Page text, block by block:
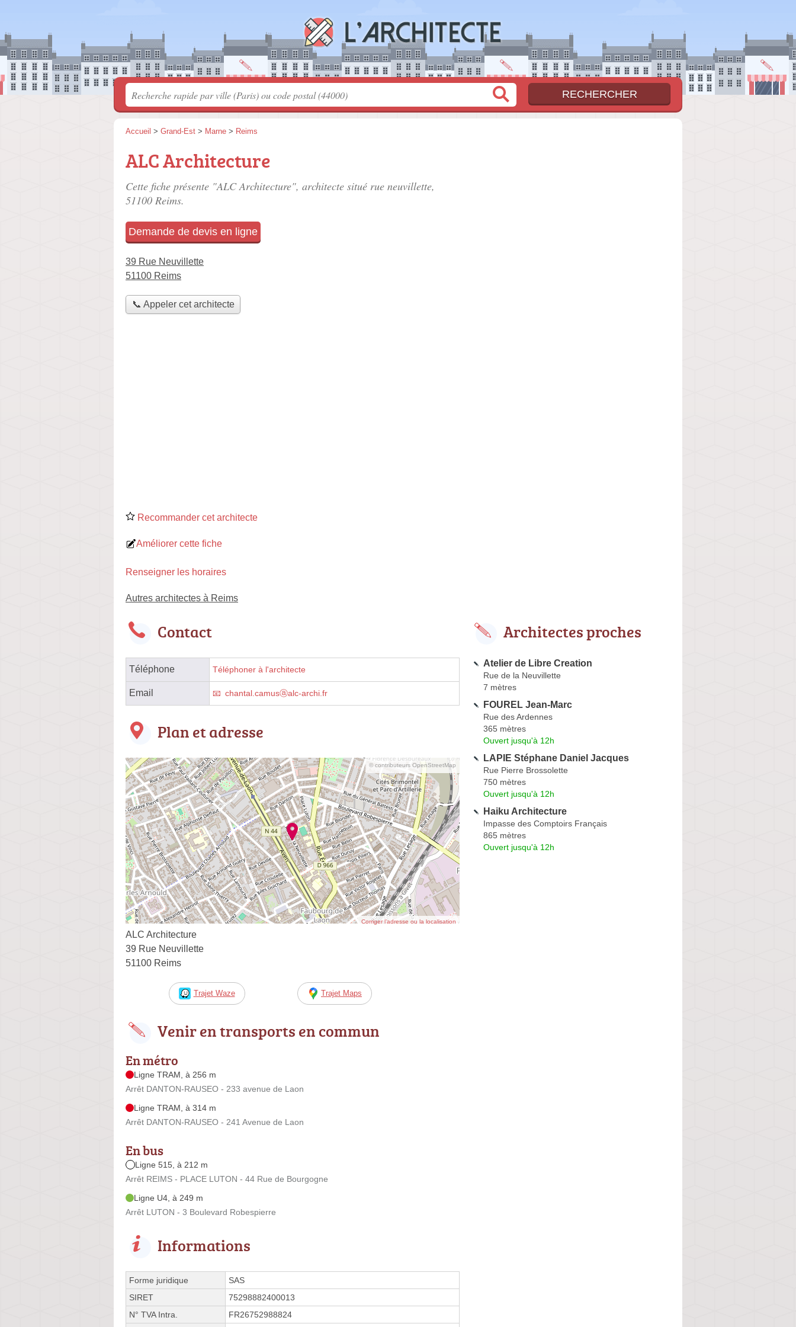
Accueil > Grand-Est > Marne > Reims
ALC Architecture
Cette fiche présente "ALC Architecture", architecte situé rue neuvillette,
51100 Reims.
Demande de devis en ligne
39 Rue Neuvillette
51100 Reims
📞 Appeler cet architecte
Recommander cet architecte
Améliorer cette fiche
Renseigner les horaires
Autres architectes à Reims
Contact
Téléphone Téléphoner à l'architecte
Email chantal.camusⓐalc-archi.fr
Plan et adresse
© contributeurs OpenStreetMap
Corriger l’adresse ou la localisation
ALC Architecture
39 Rue Neuvillette
51100 Reims
Trajet Waze Trajet Maps
Venir en transports en commun
En métro
Ligne TRAM, à 256 m
Arrêt DANTON-RAUSEO - 233 avenue de Laon
Ligne TRAM, à 314 m
Arrêt DANTON-RAUSEO - 241 Avenue de Laon
En bus
Ligne 515, à 212 m
Arrêt REIMS - PLACE LUTON - 44 Rue de Bourgogne
Ligne U4, à 249 m
Arrêt LUTON - 3 Boulevard Robespierre
Informations
Forme juridique
SAS
SIRET
75298882400013
N° TVA Intra.
FR26752988824
Architectes proches
Atelier de Libre Creation
Rue de la Neuvillette
7 mètres
FOUREL Jean-Marc
Rue des Ardennes
365 mètres
Ouvert jusqu'à 12h
LAPIE Stéphane Daniel Jacques
Rue Pierre Brossolette
750 mètres
Ouvert jusqu'à 12h
Haiku Architecture
Impasse des Comptoirs Français
865 mètres
Ouvert jusqu'à 12h